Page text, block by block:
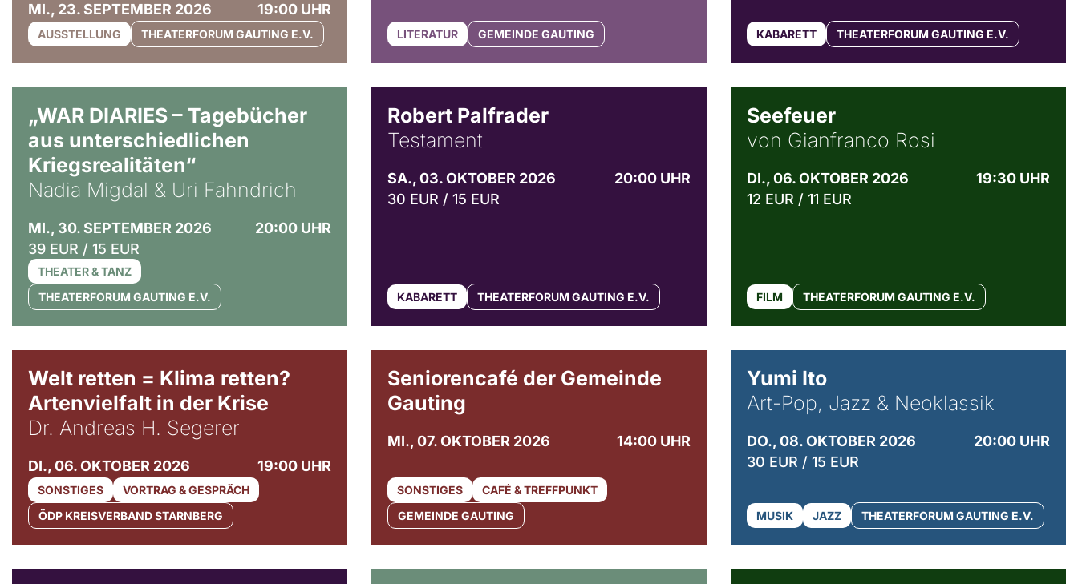
MI., 23. SEPTEMBER 2026 19:00 UHR
AUSSTELLUNG THEATERFORUM GAUTING E.V. LITERATUR GEMEINDE GAUTING KABARETT THEATERFORUM GAUTING E.V.
„WAR DIARIES – Tagebücher
aus unterschiedlichen
Kriegsrealitäten“
Nadia Migdal & Uri Fahndrich
MI., 30. SEPTEMBER 2026
20:00 UHR
39 EUR / 15 EUR
THEATER & TANZ
THEATERFORUM GAUTING E.V.
Robert Palfrader
Testament
SA., 03. OKTOBER 2026
20:00 UHR
30 EUR / 15 EUR
KABARETT THEATERFORUM GAUTING E.V.
Seefeuer
von Gianfranco Rosi
DI., 06. OKTOBER 2026
19:30 UHR
12 EUR / 11 EUR
FILM THEATERFORUM GAUTING E.V.
Welt retten = Klima retten?
Artenvielfalt in der Krise
Dr. Andreas H. Segerer
DI., 06. OKTOBER 2026 19:00 UHR
SONSTIGES
VORTRAG & GESPRÄCH
ÖDP KREISVERBAND STARNBERG
Seniorencafé der Gemeinde
Gauting
MI., 07. OKTOBER 2026 14:00 UHR
SONSTIGES
CAFÉ & TREFFPUNKT
GEMEINDE GAUTING
Yumi Ito
Art-Pop, Jazz & Neoklassik
DO., 08. OKTOBER 2026
20:00 UHR
30 EUR / 15 EUR
MUSIK JAZZ THEATERFORUM GAUTING E.V.